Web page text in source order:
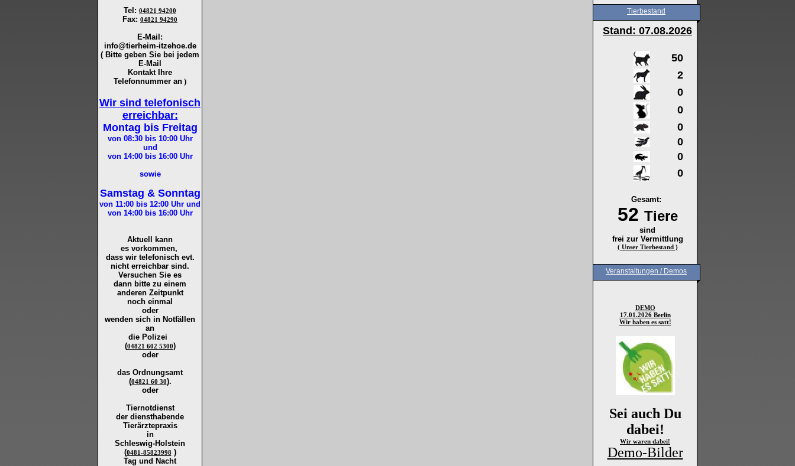
Tel : 04821 94200
Fax: 04821 94290
E-Mail:
info@tierheim-itzehoe.de
( Bitte geben Sie bei jedem
E-Mail
Kontakt Ihre
Telefonnummer an )
Wir sind telefonisch
erreichbar:
Montag bis Freitag
von 08:30 bis 10:00Uhr
und
von 14:00 bis 16:00Uhr
sowie
Samstag & Sonntag
von 11:00 bis 12:00 Uhr und
von 14:00 bis 16:00Uhr
Aktuell kann
es vorkommen,
dass wir telefonisch evt.
nicht erreichbar sind.
Versuchen Sie es
dann bitte zu einem
anderen Zeitpunkt
noch einmal
oder
wenden sich in Notfällen
an
die Polizei
(04821 602 5300)
oder
das Ordnungsamt
(04821 60 30).
oder
Tiernotdienst
der diensthabende
Tierärztepraxis
in
Schleswig-Holstein
(0481-85823998 )
Tag und Nacht
Tierbestand
Stand: 07.08.2026
50
2
0
0
0
0
0
0
Gesamt:
52 Tiere
sind
frei zur Vermittlung
( Unser Tierbestand )
Veranstaltungen / Demos
DEMO
17.01.2026 Berlin
Wir haben es satt!
Sei auch Du
dabei!
Wir waren dabei!
Demo-Bilder